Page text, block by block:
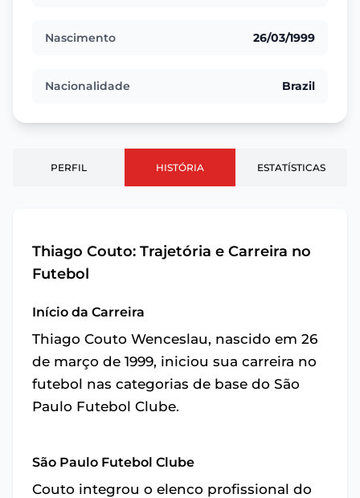
Nascimento 26/03/1999
Nacionalidade Brazil
PERFIL HISTÓRIA ESTATÍSTICAS
Thiago Couto: Trajetória e Carreira no
Futebol
Início da Carreira
Thiago Couto Wenceslau, nascido em 26
de março de 1999, iniciou sua carreira no
futebol nas categorias de base do São
Paulo Futebol Clube.
São Paulo Futebol Clube
Couto integrou o elenco profissional do